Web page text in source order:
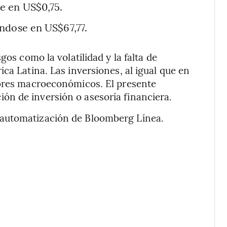
en US$0,75.
en US$67,77.
como la volatilidad y la falta de
Latina. Las inversiones, al igual que en
macroeconómicos. El presente
de inversión o asesoría financiera.
de Bloomberg Línea.